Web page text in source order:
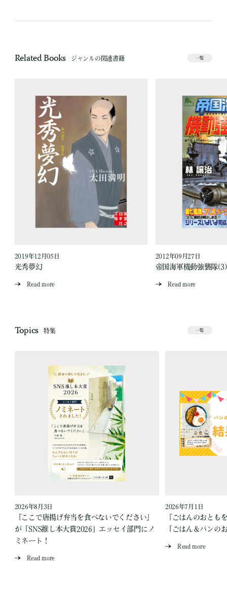
Related Books ジャンルの関連書籍 一覧
2019年12月05日
光秀夢幻
Read more
2012年09月27日
帝国海軍機動強襲隊(3)
Read more
Topics 特集 一覧
2026年8月3日
『ここで唐揚げ弁当を食べないでください』
が「SNS推し本大賞2026」エッセイ部門にノ
ミネート！
Read more
2026年7月1日
『ごはんのおとも
「ごはん＆パンの
Read more